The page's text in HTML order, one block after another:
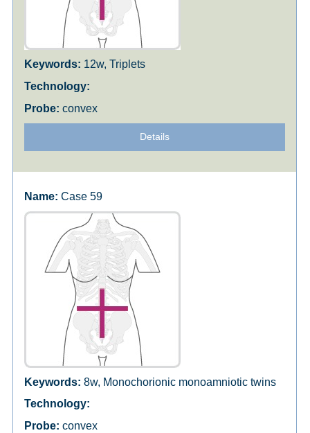
12w, Triplets
convex
Details
Case 59
8w, Monochorionic monoamniotic twins
convex